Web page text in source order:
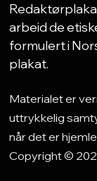
arbeid de
formulert i
plakat.
Materialet er
uttrykkelig
når det er
Copyright ©